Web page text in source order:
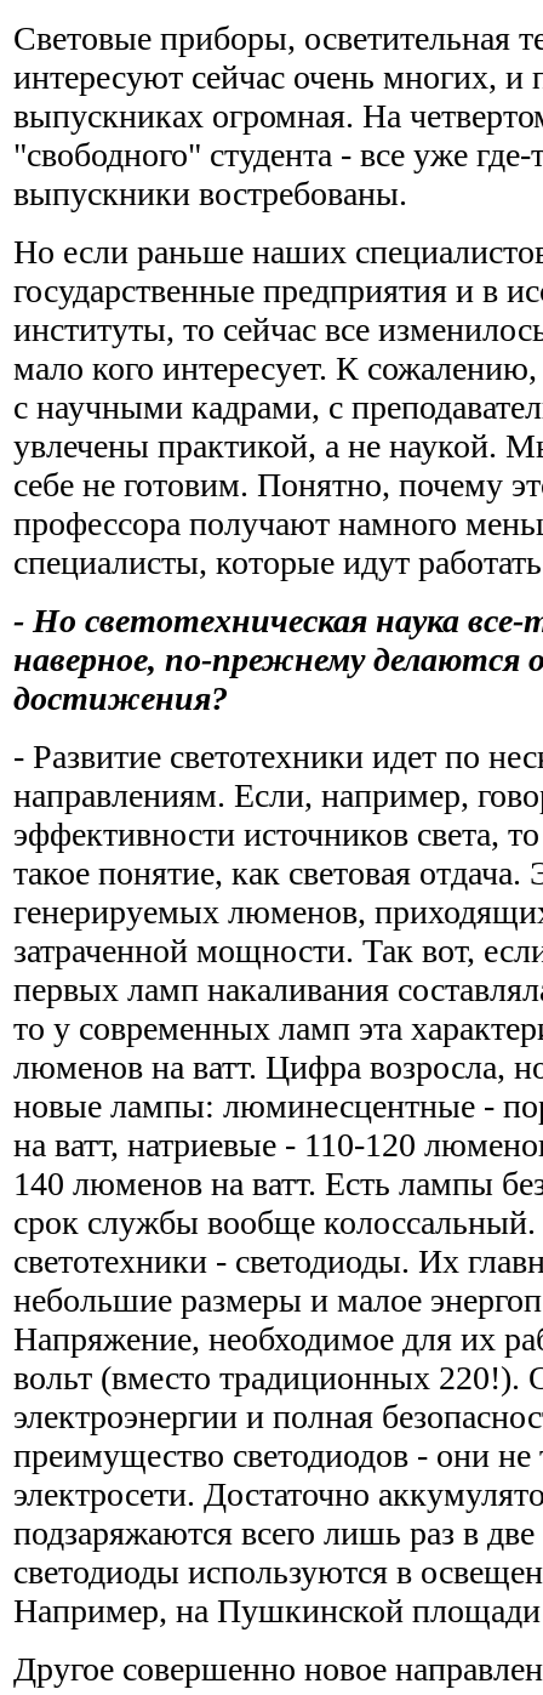
Световые приборы, осветительная
интересуют сейчас очень многих, и
выпускниках огромная. На
"свободного" студента - все уже
выпускники востребованы.
Но если раньше наших
государственные предприятия и в
институты, то сейчас все
мало кого интересует. К сожалению,
с научными кадрами, с
увлечены практикой, а не наукой.
себе не готовим. Понятно, почему
профессора получают намного
специалисты, которые идут
- Но светотехническая наука
наверное, по-прежнему
достижения?
- Развитие светотехники идет по
направлениям. Если, например,
эффективности источников света,
такое понятие, как световая отдача.
генерируемых люменов,
затраченной мощности. Так вот,
первых ламп накаливания
то у современных ламп эта
люменов на ватт. Цифра возросла,
новые лампы: люминесцентные -
на ватт, натриевые - 110-120
140 люменов на ватт. Есть лампы
срок службы вообще
светотехники - светодиоды. Их
небольшие размеры и малое
Напряжение, необходимое для их
вольт (вместо традиционных 220!).
электроэнергии и полная
преимущество светодиодов - они
электросети. Достаточно
подзаряжаются всего лишь раз в
светодиоды используются в
Например, на Пушкинской площади
Другое совершенно новое